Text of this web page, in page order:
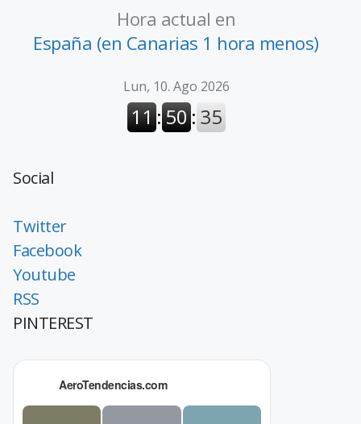
Hora actual en
España (en Canarias 1 hora menos)
Social
Twitter
Facebook
Youtube
RSS
PINTEREST
AeroTendencias.com